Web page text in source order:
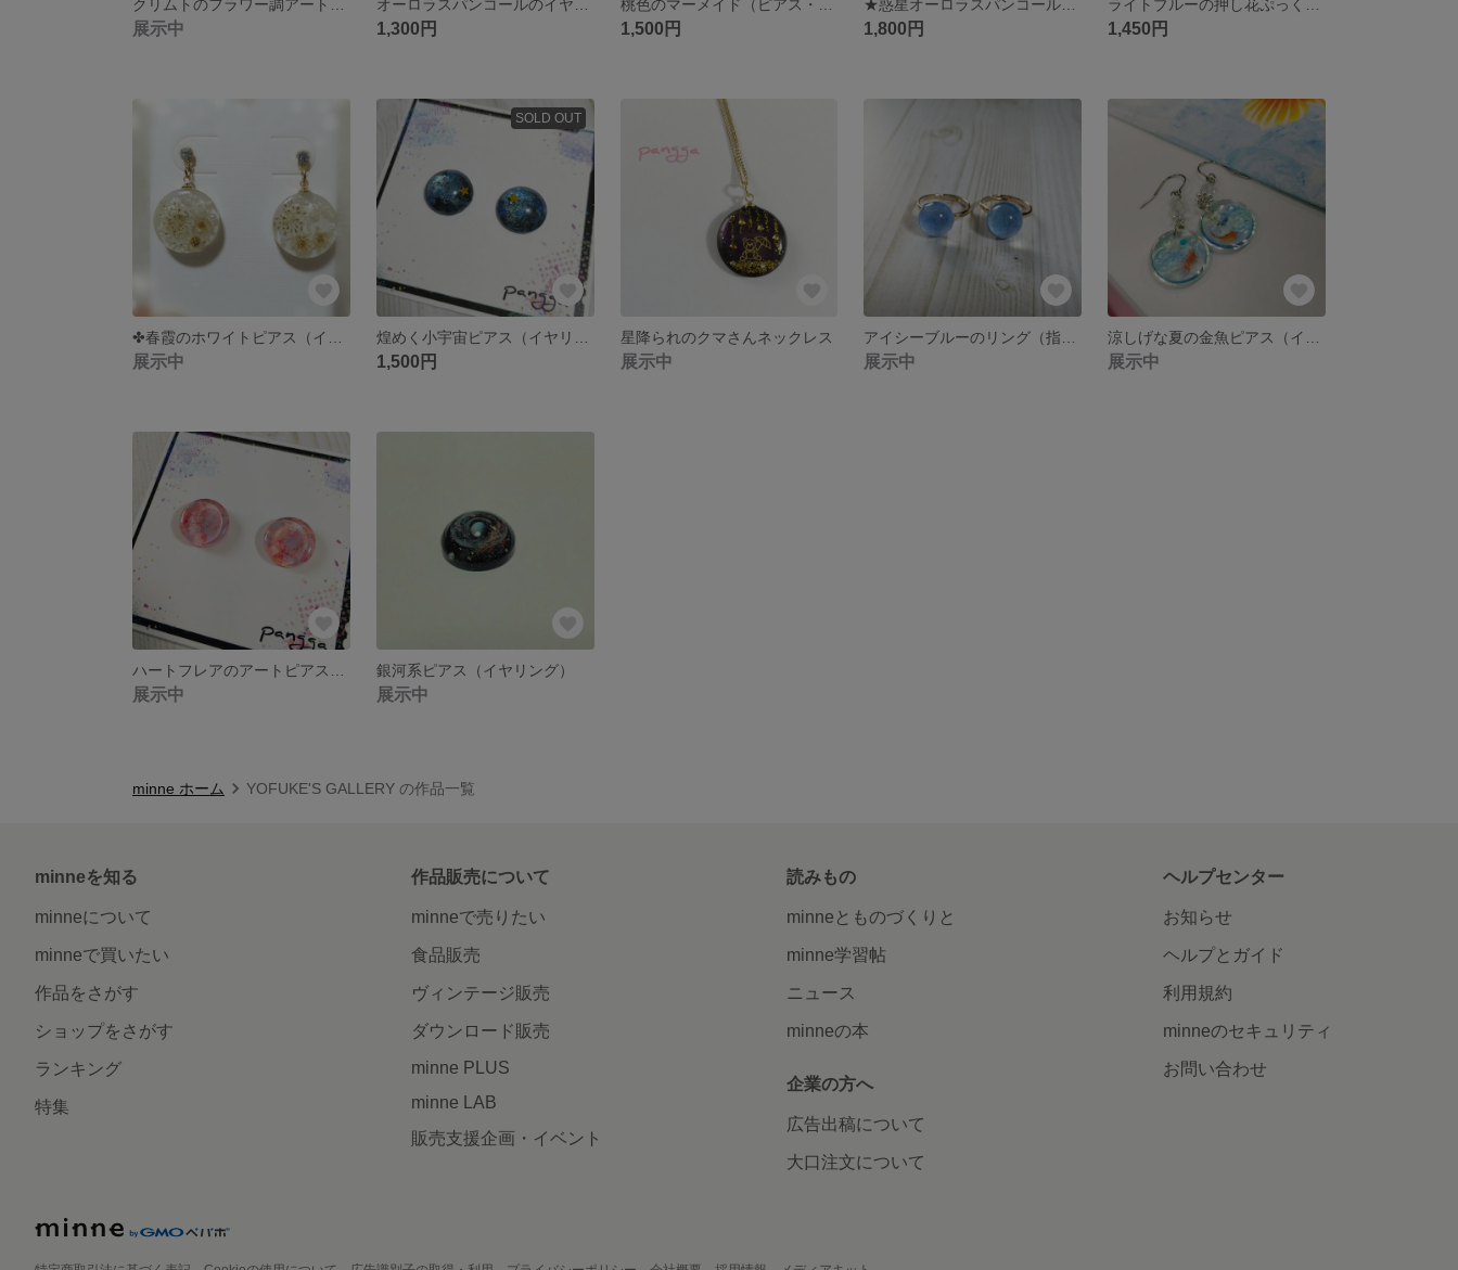
展示中 1,300円 1,500円 1,800円 1,450円
展示中
SOLD OUT
1,500円
星降られのクマさんネックレス
展示中 展示中 展示中
展示中
銀河系ピアス（イヤリング）
展示中
minne ホーム YOFUKE'S GALLERY の作品一覧
minneを知る
minneについて
minneで買いたい
作品をさがす
ショップをさがす
ランキング
特集
作品販売について
minneで売りたい
食品販売
ヴィンテージ販売
ダウンロード販売
minne PLUS
minne LAB
販売支援企画・イベント
読みもの
minneとものづくりと
minne学習帖
ニュース
minneの本
企業の方へ
広告出稿について
大口注文について
ヘルプセンター
お知らせ
ヘルプとガイド
利用規約
minneのセキュリティ
お問い合わせ